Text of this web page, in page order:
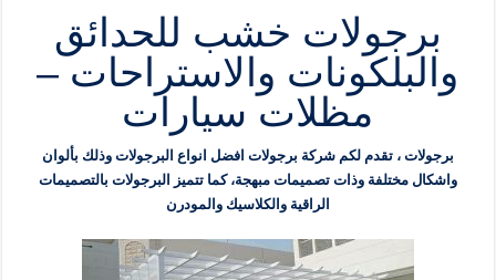
برجولات خشب للحدائق
والبلكونات والاستراحات –
مظلات سيارات
برجولات ، تقدم لكم شركة برجولات افضل انواع البرجولات وذلك بألوان
واشكال مختلفة وذات تصميمات مبهجة، كما تتميز البرجولات بالتصميمات
الراقية والكلاسيك والمودرن